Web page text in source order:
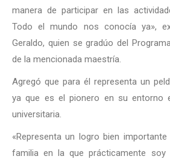
manera de participar en las
Todo el mundo nos conocía ya»,
Geraldo, quien se gradúo del
de la mencionada maestría.
Agregó que para él representa un
ya que es el pionero en su entorno
universitaria.
«Representa un logro bien
familia en la que prácticamente soy